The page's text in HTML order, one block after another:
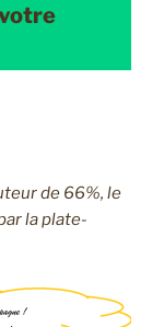
de 66%, le
la plate-